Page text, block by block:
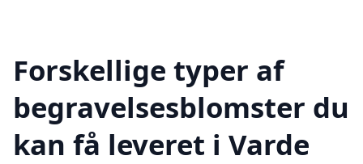
Forskellige typer af
begravelsesblomster du
kan få leveret i Varde